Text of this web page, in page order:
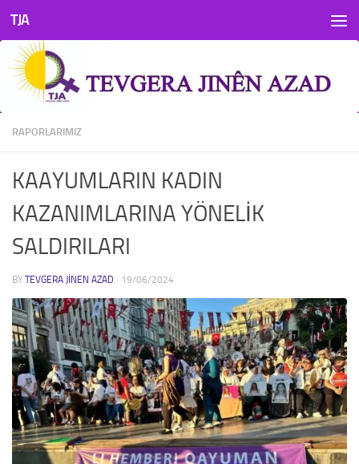
Skip to content
TJA
RAPORLARIMIZ
KAAYUMLARIN KADIN
KAZANIMLARINA YÖNELİK
SALDIRILARI
BY TEVGERA JINEN AZAD · 19/06/2024